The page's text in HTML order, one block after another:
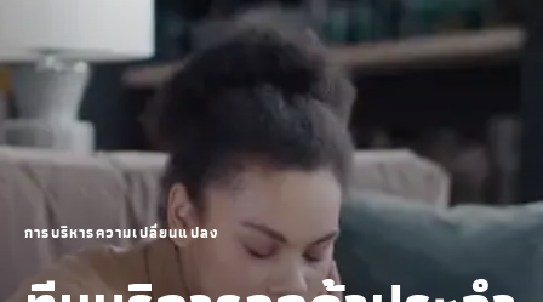
การบริหารความเปลี่ยนแปลง